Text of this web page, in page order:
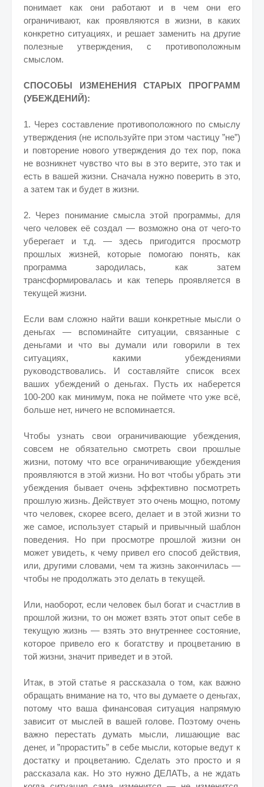
понимает как они работают и в чем они его
ограничивают, как проявляются в жизни, в каких
конкретно ситуациях, и решает заменить на другие
полезные утверждения, с противоположным
смыслом.
СПОСОБЫ ИЗМЕНЕНИЯ СТАРЫХ ПРОГРАММ
(УБЕЖДЕНИЙ):
1. Через составление противоположного по смыслу
утверждения (не используйте при этом частицу ”не”)
и повторение нового утверждения до тех пор, пока
не возникнет чувство что вы в это верите, это так и
есть в вашей жизни. Сначала нужно поверить в это,
а затем так и будет в жизни.
2. Через понимание смысла этой программы, для
чего человек её создал — возможно она от чего-то
уберегает и т.д. — здесь пригодится просмотр
прошлых жизней, которые помогаю понять, как
программа зародилась, как затем
трансформировалась и как теперь проявляется в
текущей жизни.
Если вам сложно найти ваши конкретные мысли о
деньгах — вспоминайте ситуации, связанные с
деньгами и что вы думали или говорили в тех
ситуациях, какими убеждениями
руководствовались. И составляйте список всех
ваших убеждений о деньгах. Пусть их наберется
100-200 как минимум, пока не поймете что уже всё,
больше нет, ничего не вспоминается.
Чтобы узнать свои ограничивающие убеждения,
совсем не обязательно смотреть свои прошлые
жизни, потому что все ограничивающие убеждения
проявляются в этой жизни. Но вот чтобы убрать эти
убеждения бывает очень эффективно посмотреть
прошлую жизнь. Действует это очень мощно, потому
что человек, скорее всего, делает и в этой жизни то
же самое, использует старый и привычный шаблон
поведения. Но при просмотре прошлой жизни он
может увидеть, к чему привел его способ действия,
или, другими словами, чем та жизнь закончилась —
чтобы не продолжать это делать в текущей.
Или, наоборот, если человек был богат и счастлив в
прошлой жизни, то он может взять этот опыт себе в
текущую жизнь — взять это внутреннее состояние,
которое привело его к богатству и процветанию в
той жизни, значит приведет и в этой.
Итак, в этой статье я рассказала о том, как важно
обращать внимание на то, что вы думаете о деньгах,
потому что ваша финансовая ситуация напрямую
зависит от мыслей в вашей голове. Поэтому очень
важно перестать думать мысли, лишающие вас
денег, и ”прорастить” в себе мысли, которые ведут к
достатку и процветанию. Сделать это просто и я
рассказала как. Но это нужно ДЕЛАТЬ, а не ждать